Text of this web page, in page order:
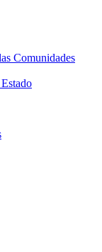
Comunidades